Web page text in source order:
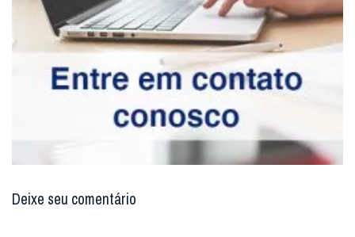
Deixe seu comentário